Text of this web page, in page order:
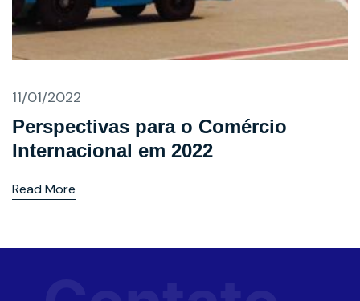
11/01/2022
Perspectivas para o Comércio
Internacional em 2022
Read More